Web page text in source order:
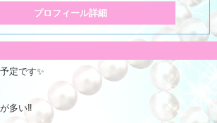
プロフィール詳細
定です✨
多い‼️